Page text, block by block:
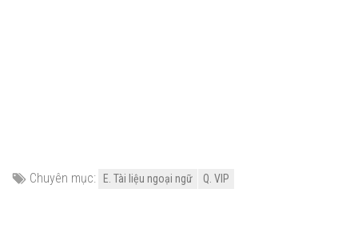
Chuyên mục: E. Tài liệu ngoại ngữ Q. VIP